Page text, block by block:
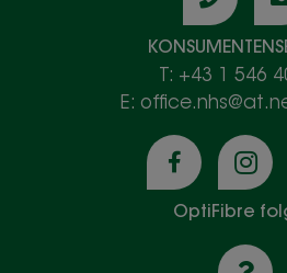
T: +43 1 546
E:
OptiFibre